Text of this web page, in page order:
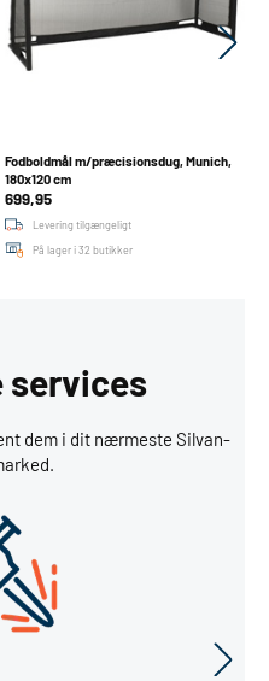
Fodboldmål m/præcisionsdug, Munich,
180x120 cm
699,95
Levering tilgængeligt
På lager i 32 butikker
services
dem i dit nærmeste Silvan-